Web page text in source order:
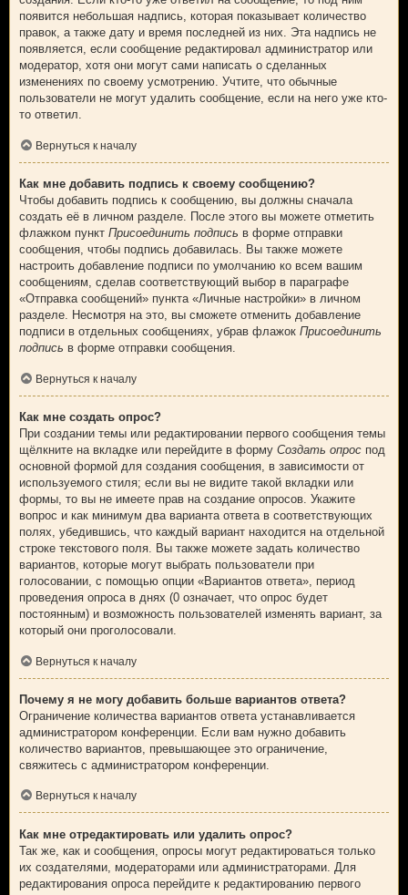
появится небольшая надпись, которая показывает количество
правок, а также дату и время последней из них. Эта надпись не
появляется, если сообщение редактировал администратор или
модератор, хотя они могут сами написать о сделанных
изменениях по своему усмотрению. Учтите, что обычные
пользователи не могут удалить сообщение, если на него уже кто-
то ответил.
Вернуться к началу
Как мне добавить подпись к своему сообщению?
Чтобы добавить подпись к сообщению, вы должны сначала
создать её в личном разделе. После этого вы можете отметить
флажком пункт Присоединить подпись в форме отправки
сообщения, чтобы подпись добавилась. Вы также можете
настроить добавление подписи по умолчанию ко всем вашим
сообщениям, сделав соответствующий выбор в параграфе
«Отправка сообщений» пункта «Личные настройки» в личном
разделе. Несмотря на это, вы сможете отменить добавление
подписи в отдельных сообщениях, убрав флажок Присоединить
подпись в форме отправки сообщения.
Вернуться к началу
Как мне создать опрос?
При создании темы или редактировании первого сообщения темы
щёлкните на вкладке или перейдите в форму Создать опрос под
основной формой для создания сообщения, в зависимости от
используемого стиля; если вы не видите такой вкладки или
формы, то вы не имеете прав на создание опросов. Укажите
вопрос и как минимум два варианта ответа в соответствующих
полях, убедившись, что каждый вариант находится на отдельной
строке текстового поля. Вы также можете задать количество
вариантов, которые могут выбрать пользователи при
голосовании, с помощью опции «Вариантов ответа», период
проведения опроса в днях (0 означает, что опрос будет
постоянным) и возможность пользователей изменять вариант, за
который они проголосовали.
Вернуться к началу
Почему я не могу добавить больше вариантов ответа?
Ограничение количества вариантов ответа устанавливается
администратором конференции. Если вам нужно добавить
количество вариантов, превышающее это ограничение,
свяжитесь с администратором конференции.
Вернуться к началу
Как мне отредактировать или удалить опрос?
Так же, как и сообщения, опросы могут редактироваться только
их создателями, модераторами или администраторами. Для
редактирования опроса перейдите к редактированию первого